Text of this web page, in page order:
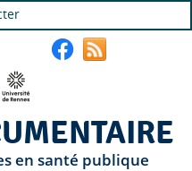
en santé publique